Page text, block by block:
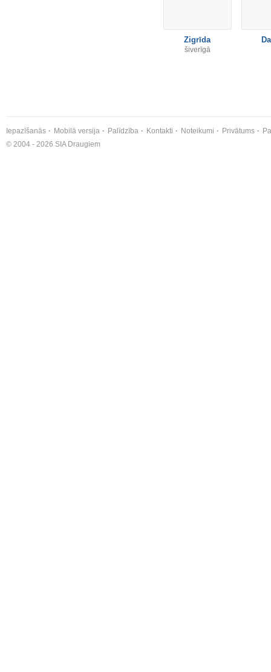
Zigrīda
šiverīgā
Iepazīšanās Mobilā versija Palīdzība Kontakti Noteikumi Privātums
© 2004 - 2026 SIA Draugiem